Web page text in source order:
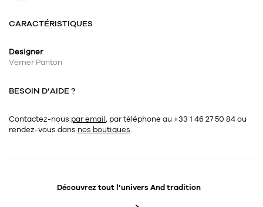
CARACTÉRISTIQUES
Designer
Verner Panton
BESOIN D’AIDE ?
Contactez-nous par email, par téléphone au +33 1 46 27 50 84ou
rendez-vous dans nos boutiques.
Découvrez tout l’univers And tradition